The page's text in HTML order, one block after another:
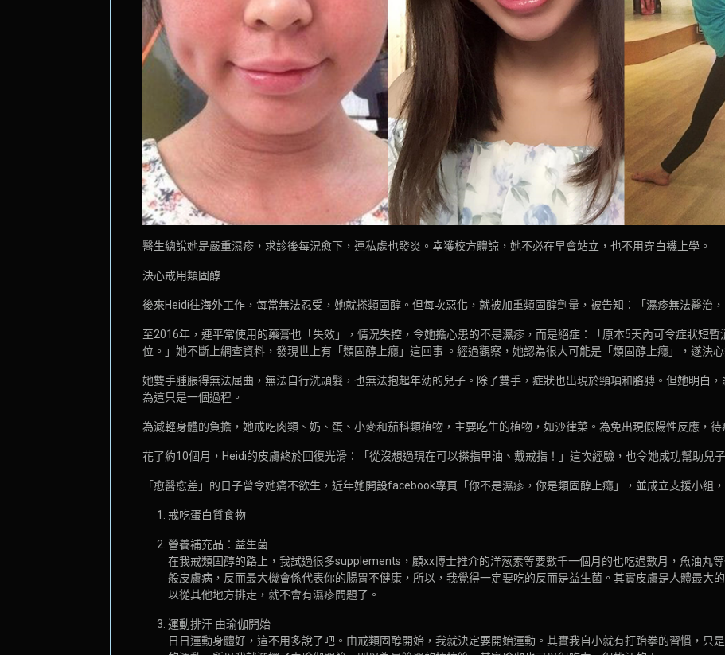
醫生總說她是嚴重濕疹，求診後每況愈下，連私處也發炎。幸獲校方體諒，她不必在早會站立，也不用穿白襪上學。
決心戒用類固醇
後來Heidi往海外工作，每當無法忍受，她就搽類固醇。但每次惡化，就被加重類固醇劑量，被告知：「濕疹無法醫治，
至2016年，連平常使用的藥膏也「失效」，情況失控，令她擔心患的不是濕疹，而是絕症：「原本5天內可令症狀短
位。」她不斷上網查資料，發現世上有「類固醇上癮」這回事 。經過觀察，她認為很大可能是「類固醇上癮」，遂決心
她雙手腫脹得無法屈曲，無法自行洗頭髮，也無法抱起年幼的兒子。除了雙手，症狀也出現於頸項和胳膊。但她明白
為這只是一個過程。
為減輕身體的負擔，她戒吃肉類、奶、蛋、小麥和茄科類植物，主要吃生的植物，如沙律菜。為免出現假陽性反應，
花了約10個月，Heidi的皮膚終於回復光滑：「從沒想過現在可以搽指甲油、戴戒指！」這次經驗，也令她成功幫助兒
「愈醫愈差」的日子曾令她痛不欲生，近年她開設facebook專頁「你不是濕疹，你是類固醇上癮」，並成立支援小組
戒吃蛋白質食物
營養補充品︰益生菌
在我戒類固醇的路上，我試過很多supplements，顧xx博士推介的洋葱素等要數千一個月的也吃過數月，魚油丸
般皮膚病，反而最大機會係代表你的腸胃不健康，所以，我覺得一定要吃的反而是益生菌。其實皮膚是人體最大
以從其他地方排走，就不會有濕疹問題了。
運動排汗 由瑜伽開始
日日運動身體好，這不用多說了吧。由戒類固醇開始，我就決定要開始運動。其實我自小就有打跆拳的習慣，只